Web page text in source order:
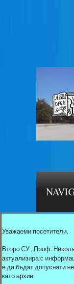
Уважаеми посетители,
Второ СУ „Проф.
актуализира с
е да бъдат допуснати
като архив.